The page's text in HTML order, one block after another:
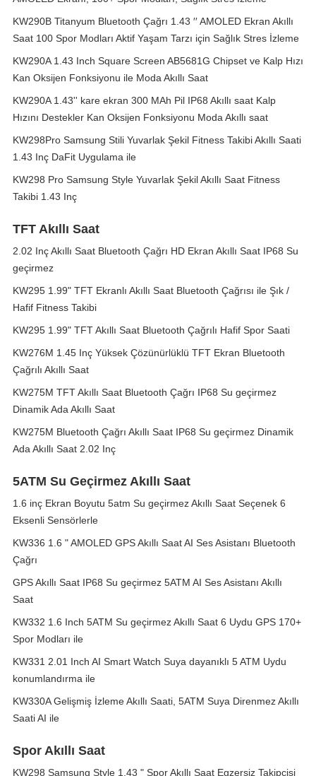
KW290B Titanyum Bluetooth Çağrı 1.43 ′′ AMOLED Ekran Akıllı
Saat 100 Spor Modları Aktif Yaşam Tarzı için Sağlık Stres İzleme
KW290A 1.43 Inch Square Screen AB5681G Chipset ve Kalp Hızı
Kan Oksijen Fonksiyonu ile Moda Akıllı Saat
KW290A 1.43'' kare ekran 300 MAh Pil IP68 Akıllı saat Kalp
Hızını Destekler Kan Oksijen Fonksiyonu Moda Akıllı saat
KW298Pro Samsung Stili Yuvarlak Şekil Fitness Takibi Akıllı Saati
1.43 Inç DaFit Uygulama ile
KW298 Pro Samsung Style Yuvarlak Şekil Akıllı Saat Fitness
Takibi 1.43 Inç
TFT Akıllı Saat
2.02 Inç Akıllı Saat Bluetooth Çağrı HD Ekran Akıllı Saat IP68 Su
geçirmez
KW295 1.99" TFT Ekranlı Akıllı Saat Bluetooth Çağrısı ile Şık /
Hafif Fitness Takibi
KW295 1.99" TFT Akıllı Saat Bluetooth Çağrılı Hafif Spor Saati
KW276M 1.45 Inç Yüksek Çözünürlüklü TFT Ekran Bluetooth
Çağrılı Akıllı Saat
KW275M TFT Akıllı Saat Bluetooth Çağrı IP68 Su geçirmez
Dinamik Ada Akıllı Saat
KW275M Bluetooth Çağrı Akıllı Saat IP68 Su geçirmez Dinamik
Ada Akıllı Saat 2.02 Inç
5ATM Su Geçirmez Akıllı Saat
1.6 inç Ekran Boyutu 5atm Su geçirmez Akıllı Saat Seçenek 6
Eksenli Sensörlerle
KW336 1.6 " AMOLED GPS Akıllı Saat AI Ses Asistanı Bluetooth
Çağrı
GPS Akıllı Saat IP68 Su geçirmez 5ATM AI Ses Asistanı Akıllı
Saat
KW332 1.6 Inch 5ATM Su geçirmez Akıllı Saat 6 Uydu GPS 170+
Spor Modları ile
KW331 2.01 Inch AI Smart Watch Suya dayanıklı 5 ATM Uydu
konumlandırma ile
KW330A Gelişmiş İzleme Akıllı Saati, 5ATM Suya Direnmez Akıllı
Saati AI ile
Spor Akıllı Saat
KW298 Samsung Style 1.43 " Spor Akıllı Saat Egzersiz Takipçisi